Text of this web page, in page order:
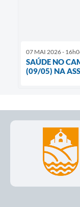
07 MAI 2026 -
SAÚDE NO
(09/05) NA